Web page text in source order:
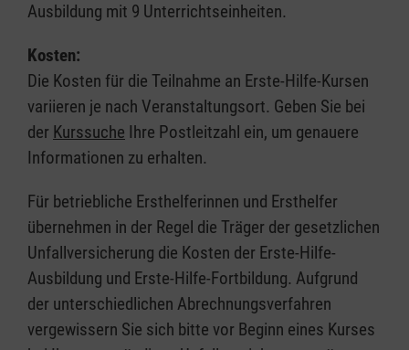
Ausbildung mit 9 Unterrichtseinheiten.
Kosten:
Die Kosten für die Teilnahme an Erste-Hilfe-Kursen
variieren je nach Veranstaltungsort. Geben Sie bei
der Kurssuche Ihre Postleitzahl ein, um genauere
Informationen zu erhalten.
Für betriebliche Ersthelferinnen und Ersthelfer
übernehmen in der Regel die Träger der gesetzlichen
Unfallversicherung die Kosten der Erste-Hilfe-
Ausbildung und Erste-Hilfe-Fortbildung. Aufgrund
der unterschiedlichen Abrechnungsverfahren
vergewissern Sie sich bitte vor Beginn eines Kurses